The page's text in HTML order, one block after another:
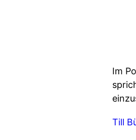
Im
Till